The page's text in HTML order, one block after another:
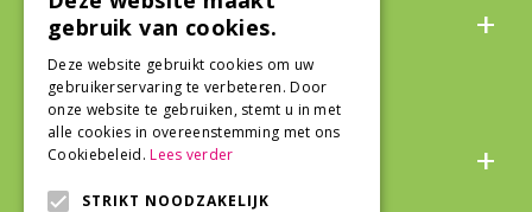
Algemeen
Over ons
gebruik van cookies.
Deze website gebruikt cookies om uw
gebruikerservaring te verbeteren. Door
onze website te gebruiken, stemt u in met
alle cookies in overeenstemming met ons
Cookiebeleid.Lees verder
STRIKT NOODZAKELIJK